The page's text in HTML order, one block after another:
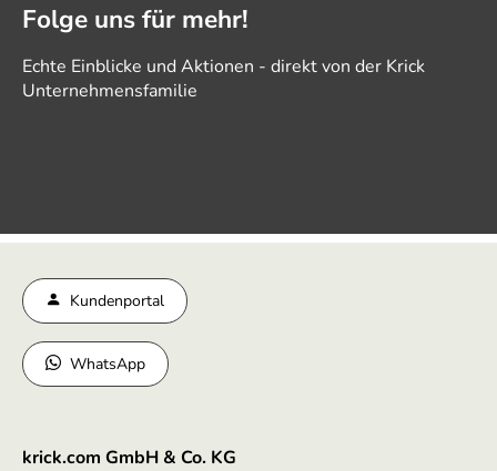
Folge uns für mehr!
Echte Einblicke und Aktionen - direkt von der Krick
Unternehmensfamilie
Kundenportal
WhatsApp
krick.com GmbH & Co. KG